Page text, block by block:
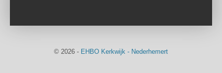
© 2026 - EHBO Kerkwijk - Nederhemert